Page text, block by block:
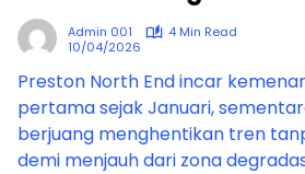
Admin 001
4 Min Read
10/04/2026
Preston North End incar
pertama sejak Januari,
berjuang menghentikan tren
demi menjauh dari zona